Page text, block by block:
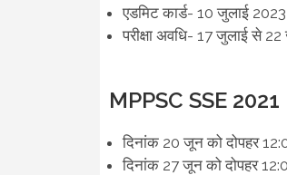
एडमिट कार्ड- 10 जुलाई
परीक्षा अवधि- 17 जुलाई से
MPPSC SSE
दिनांक 20 जून को दोपहर
दिनांक 27 जून को दोपहर